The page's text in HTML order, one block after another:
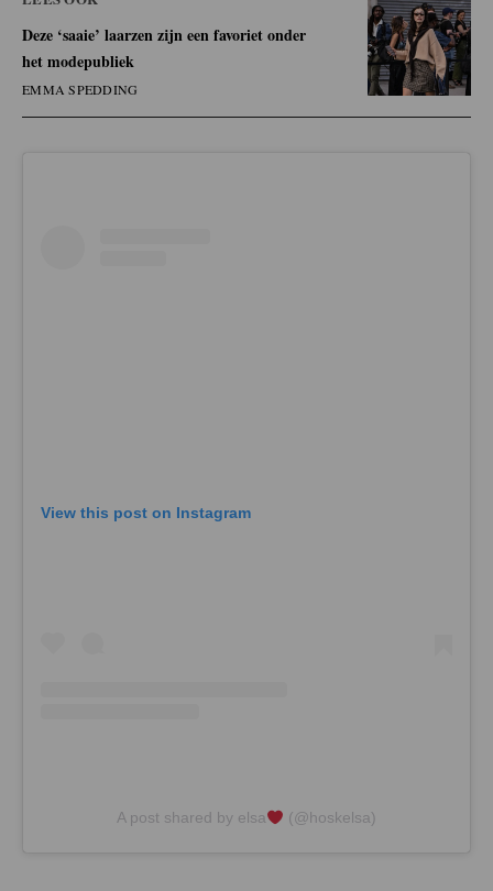
Deze ‘saaie’ laarzen zijn een favoriet onder
het modepubliek
EMMA SPEDDING
View this post on Instagram
A post shared by elsa (@hoskelsa)